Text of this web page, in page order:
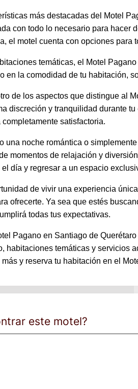
más destacadas del Motel
con todo lo necesario para
el motel cuenta con opciones para
temáticas, el Motel
en la comodidad de tu habitación,
de los aspectos que distingue al
discreción y tranquilidad durante
satisfactoria.
una noche romántica o
momentos de relajación y
día y regresar a un espacio
de vivir una experiencia
ofrecerte. Ya sea que estés
todas tus expectativas.
Pagano en Santiago de
habitaciones temáticas y servicios
y reserva tu habitación en el
este motel?